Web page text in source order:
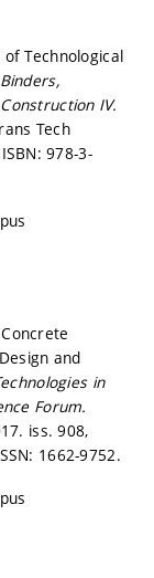
of Technological
Binders,
IV.
Tech
ISBN: 978-3-
and
in
Forum.
iss. 908,
1662-9752.